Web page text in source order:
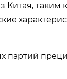
Китая,
партий